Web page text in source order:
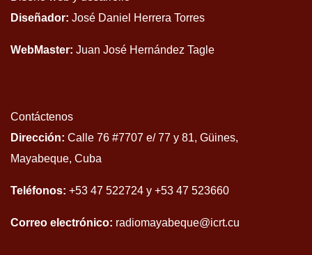
Diseñador: José Daniel Herrera Torres
WebMaster: Juan José Hernández Tagle
Contáctenos
Dirección: Calle 76 #7707 e/ 77 y 81, Güines,
Mayabeque, Cuba
Teléfonos: +53 47 522724 y +53 47 523660
Correo electrónico: radiomayabeque@icrt.cu